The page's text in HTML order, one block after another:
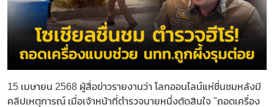
15 เมษายน 2568 ผู้สื่อข่าวรายงานว่า โลกออนไลน์แห่ชื่นชมหลังมี
คลิปเหตุการณ์ เมื่อเจ้าหน้าที่ตำรวจนายหนึ่งตัดสินใจ "ถอดเครื่อง